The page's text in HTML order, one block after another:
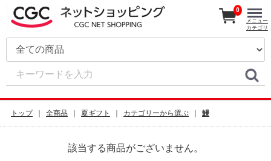
0
メニュー
カテゴリ
トップ 全商品 夏ギフト カテゴリーから選ぶ 鰻
該当する商品がございません。